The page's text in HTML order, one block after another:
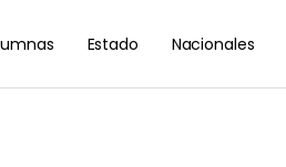
Estado Nacionales